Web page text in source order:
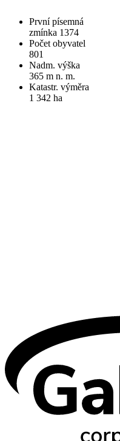
První písemná
zmínka 1374
Počet obyvatel
801
Nadm. výška
365 m n. m.
Katastr. výměra
1 342 ha